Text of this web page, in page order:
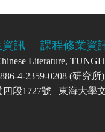
訊 課程修業資
Literature,
4-2359-0208 (研
四段1727號 東海大學